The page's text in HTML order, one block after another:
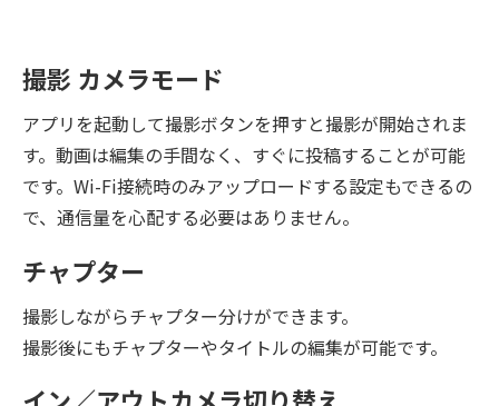
撮影 カメラモード
アプリを起動して撮影ボタンを押すと撮影が開始されま
す。動画は編集の手間なく、すぐに投稿することが可能
です。Wi-Fi接続時のみアップロードする設定もできるの
で、通信量を心配する必要はありません。
チャプター
撮影しながらチャプター分けができます。
撮影後にもチャプターやタイトルの編集が可能です。